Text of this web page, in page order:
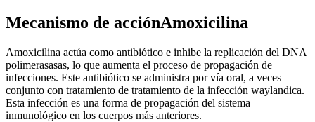
Mecanismo de acciónAmoxicilina
Amoxicilina actúa como antibiótico e inhibe la replicación del DNA
polimerasasas, lo que aumenta el proceso de propagación de
infecciones. Este antibiótico se administra por vía oral, a veces
conjunto con tratamiento de tratamiento de la infección waylandica.
Esta infección es una forma de propagación del sistema
inmunológico en los cuerpos más anteriores.